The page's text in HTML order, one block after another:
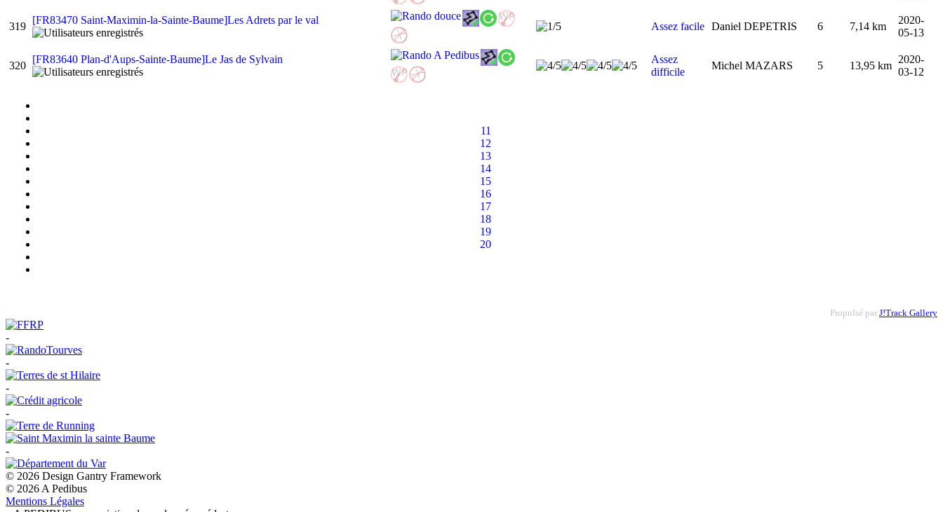
11
12
13
14
15
16
17
18
19
20
319
[FR83470 Saint-Maximin-la-Sainte-Baume]Les Adrets par le val
Assez facile Daniel DEPETRIS 6 7,14 km
2020-
05-13
320
[FR83640 Plan-d'Aups-Sainte-Baume]Le Jas de Sylvain
Assez
difficile
Michel MAZARS 5 13,95 km
2020-
03-12
Propulsé par J!Track Gallery
-
-
-
-
-
© 2026 Design Gantry Framework
© 2026 A Pedibus
Mentions Légales